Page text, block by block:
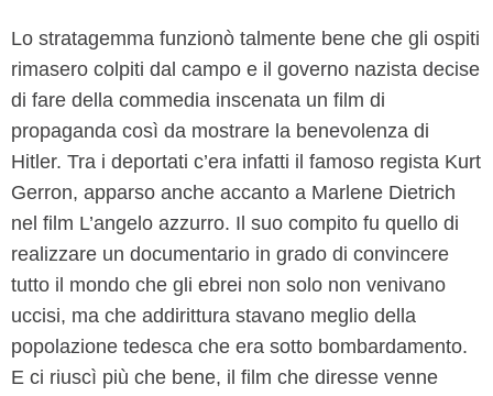
Lo stratagemma funzionò talmente bene che gli ospiti
rimasero colpiti dal campo e il governo nazista decise
di fare della commedia inscenata un film di
propaganda così da mostrare la benevolenza di
Hitler. Tra i deportati c’era infatti il famoso regista Kurt
Gerron, apparso anche accanto a Marlene Dietrich
nel film L’angelo azzurro. Il suo compito fu quello di
realizzare un documentario in grado di convincere
tutto il mondo che gli ebrei non solo non venivano
uccisi, ma che addirittura stavano meglio della
popolazione tedesca che era sotto bombardamento.
E ci riuscì più che bene, il film che diresse venne